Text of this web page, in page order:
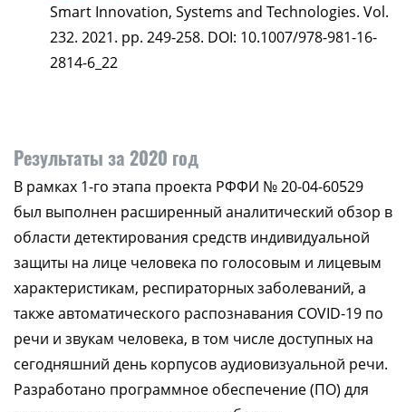
Smart Innovation, Systems and Technologies. Vol.
232. 2021. pp. 249-258. DOI: 10.1007/978-981-16-
2814-6_22
Результаты за 2020 год
В рамках 1-го этапа проекта РФФИ № 20-04-60529
был выполнен расширенный аналитический обзор в
области детектирования средств индивидуальной
защиты на лице человека по голосовым и лицевым
характеристикам, респираторных заболеваний, а
также автоматического распознавания COVID-19 по
речи и звукам человека, в том числе доступных на
сегодняшний день корпусов аудиовизуальной речи.
Разработано программное обеспечение (ПО) для